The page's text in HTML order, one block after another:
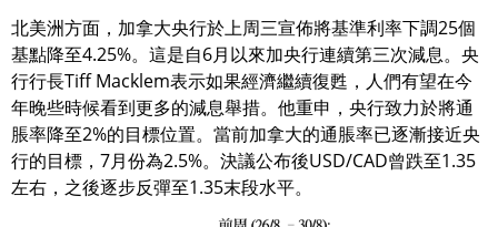
北美洲方面，加拿大央行於上周三宣佈將基準利率下調25個
基點降至4.25%。這是自6月以來加央行連續第三次減息。央
行行長Tiff Macklem表示如果經濟繼續復甦，人們有望在今
年晚些時候看到更多的減息舉措。他重申，央行致力於將通
脹率降至2%的目標位置。當前加拿大的通脹率已逐漸接近央
行的目標，7月份為2.5%。決議公布後USD/CAD曾跌至1.35
左右，之後逐步反彈至1.35末段水平。